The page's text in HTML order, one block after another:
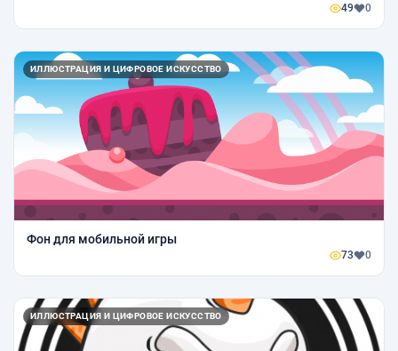
49 0
ИЛЛЮСТРАЦИЯ И ЦИФРОВОЕ ИСКУССТВО
Фон для мобильной игры
73 0
ИЛЛЮСТРАЦИЯ И ЦИФРОВОЕ ИСКУССТВО